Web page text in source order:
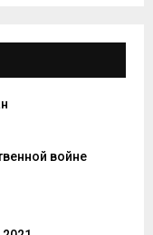
войне